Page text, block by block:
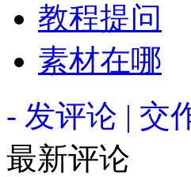
教程提问
素材在哪
- 发评论 | 交
最新评论